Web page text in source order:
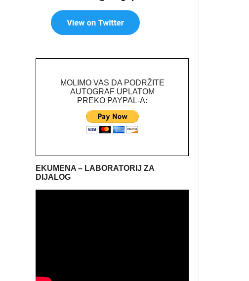
MOLIMO VAS DA PODRŽITE
AUTOGRAF UPLATOM
PREKO PAYPAL-A:
EKUMENA – LABORATORIJ ZA
DIJALOG